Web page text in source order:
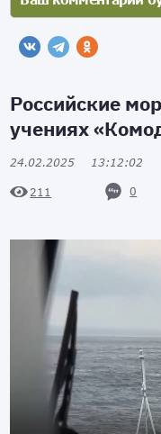
Российские
учениях
24.02.2025 13:12:02
211 0